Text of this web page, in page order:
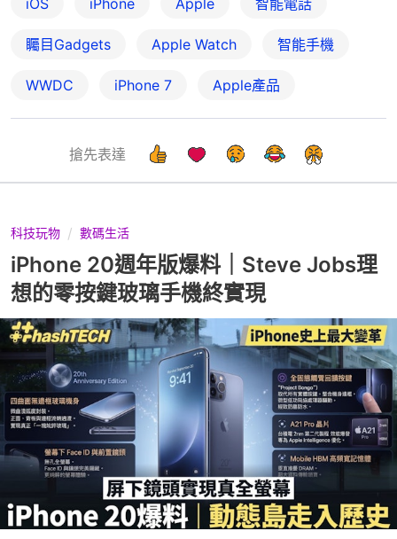
矚目Gadgets Apple Watch 智能手機
WWDC iPhone 7 Apple產品
搶先表達
科技玩物 數碼生活
iPhone 20週年版爆料｜Steve Jobs理
想的零按鍵玻璃手機終實現